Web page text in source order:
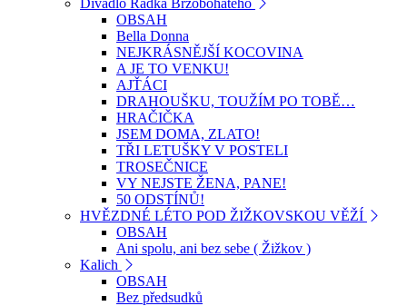
Divadlo Radka Brzobohatého
OBSAH
Bella Donna
NEJKRÁSNĚJŠÍ KOCOVINA
A JE TO VENKU!
AJŤÁCI
DRAHOUŠKU, TOUŽÍM PO TOBĚ…
HRAČIČKA
JSEM DOMA, ZLATO!
TŘI LETUŠKY V POSTELI
TROSEČNICE
VY NEJSTE ŽENA, PANE!
50 ODSTÍNŮ!
HVĚZDNÉ LÉTO POD ŽIŽKOVSKOU VĚŽÍ
OBSAH
Ani spolu, ani bez sebe ( Žižkov )
Kalich
OBSAH
Bez předsudků